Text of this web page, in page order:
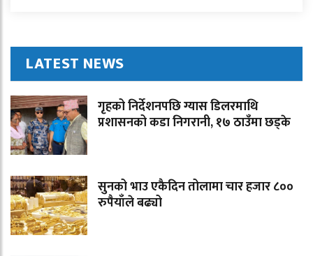
LATEST NEWS
गृहको निर्देशनपछि ग्यास डिलरमाथि
प्रशासनको कडा निगरानी, १७ ठाउँमा छड्के
सुनको भाउ एकैदिन तोलामा चार हजार ८००
रुपैयाँले बढ्यो